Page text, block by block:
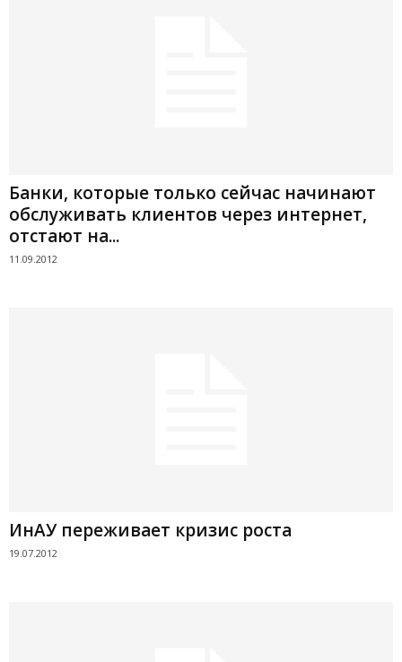
Банки, которые только сейчас начинают
обслуживать клиентов через интернет,
отстают на...
11.09.2012
ИнАУ переживает кризис роста
19.07.2012